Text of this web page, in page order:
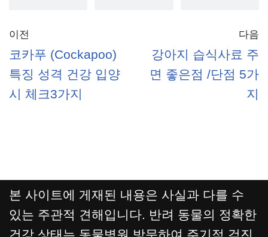
이전
코카푸 (Cockapoo)
특징 성격 건강 입양
시 체크3가지
다음
강아지 습식사료 주
면 좋은점 /단점 5가
지
본 사이트에 게재된 내용은 사실과 다를 수
있는 주관적 견해입니다. 반려 동물의 정확한